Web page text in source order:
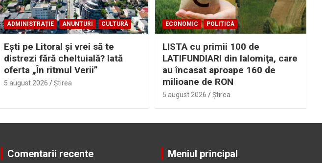
ADMINISTRAȚIE ANUNTURI CULTURĂ
Eşti pe Litoral şi vrei să te
distrezi fără cheltuială? Iată
oferta „În ritmul Verii”
5 august 2026 Ştirea
ECONOMIC POLITICĂ
LISTA cu primii 100 de
LATIFUNDIARI din Ialomiţa, care
au încasat aproape 160 de
milioane de RON
5 august 2026 Ştirea
Comentarii recente Meniul principal